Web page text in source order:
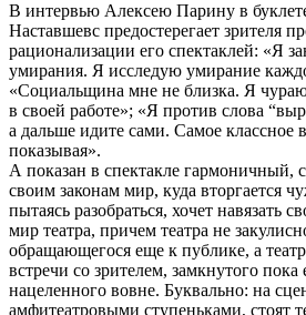
В интервью Алексею Парину в
Наставшевс предостерегает зрителя
рационализации его спектаклей: «Я
умирания. Я исследую умирание
«Социальщина мне не близка. Я
в своей работе»; «Я против слова
а дальше идите сами. Самое классное
показывая».
А показан в спектакле гармоничный,
своим законам мир, куда вторгается
пытаясь разобраться, хочет навязать
мир театра, причем театра не
обращающегося еще к публике, а
встречи со зрителем, замкнутого
нацеленного вовне. Буквально: на
амфитеатровыми ступеньками, стоят